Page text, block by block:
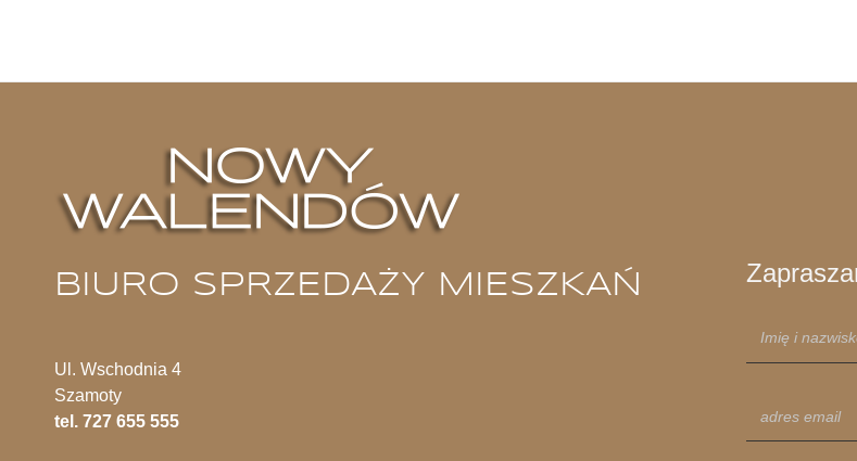
BIURO SPRZEDAŻY MIESZKAŃ
Ul. Wschodnia 4
Szamoty
tel. 727 655 555